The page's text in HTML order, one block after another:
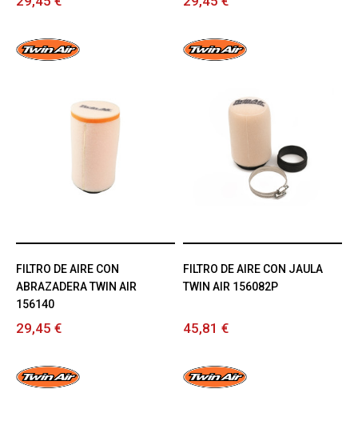
FILTRO DE AIRE CON
ABRAZADERA TWIN AIR
156140
29,45 €
FILTRO DE AIRE CON JAULA
TWIN AIR 156082P
45,81 €